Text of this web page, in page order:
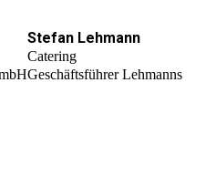
Stefan Lehmann
Catering
Geschäftsführer Lehmanns